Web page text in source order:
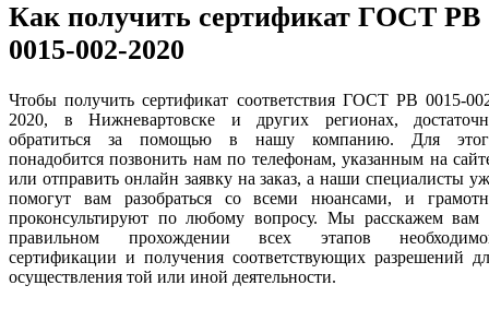
Как получить сертификат ГОСТ РВ
0015-002-2020
Чтобы получить сертификат соответствия ГОСТ РВ 0015-
2020, в Нижневартовске и других регионах,
обратиться за помощью в нашу компанию. Для
понадобится позвонить нам по телефонам, указанным на
или отправить онлайн заявку на заказ, а наши специалисты
помогут вам разобраться со всеми нюансами, и
проконсультируют по любому вопросу. Мы расскажем вам
правильном прохождении всех этапов
сертификации и получения соответствующих разрешений
осуществления той или иной деятельности.